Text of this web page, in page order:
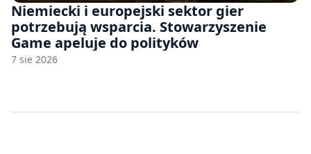
Niemiecki i europejski sektor gier
potrzebują wsparcia. Stowarzyszenie
Game apeluje do polityków
7 sie 2026